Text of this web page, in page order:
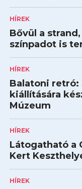
HÍREK
Bővül a
színpadot is
HÍREK
Balatoni
kiállítására
Múzeum
HÍREK
Látogatható a
Kert
HÍREK